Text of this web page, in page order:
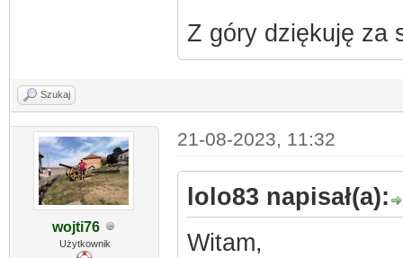
Z góry dziękuję za
Szukaj
wojti76
Użytkownik
21-08-2023, 11:32
lolo83 napisał(a):
Witam,